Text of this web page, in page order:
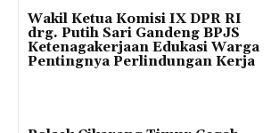
Wakil Ketua Komisi IX DPR RI
drg. Putih Sari Gandeng BPJS
Ketenagakerjaan Edukasi Warga
Pentingnya Perlindungan Kerja